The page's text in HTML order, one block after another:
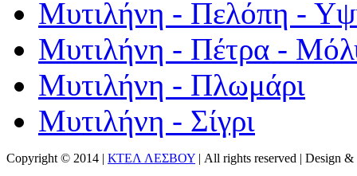
Μυτιλήνη - Πελόπη -
Μυτιλήνη - Πέτρα -
Μυτιλήνη - Πλωμάρι
Μυτιλήνη - Σίγρι
Copyright © 2014 | ΚΤΕΛ ΛΕΣΒΟΥ | All rights reserved | Design &